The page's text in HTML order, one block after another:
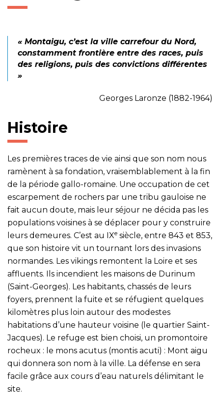
« Montaigu, c’est la ville carrefour du Nord,
constamment frontière entre des races, puis
des religions, puis des convictions différentes
»
Georges Laronze (1882-1964)
Histoire
Les premières traces de vie ainsi que son nom nous
ramènent à sa fondation, vraisemblablement à la fin
de la période gallo-romaine. Une occupation de cet
escarpement de rochers par une tribu gauloise ne
fait aucun doute, mais leur séjour ne décida pas les
populations voisines à se déplacer pour y construire
leurs demeures. C’est au IXe siècle, entre 843 et 853,
que son histoire vit un tournant lors des invasions
normandes. Les vikings remontent la Loire et ses
affluents. Ils incendient les maisons de Durinum
(Saint-Georges). Les habitants, chassés de leurs
foyers, prennent la fuite et se réfugient quelques
kilomètres plus loin autour des modestes
habitations d’une hauteur voisine (le quartier Saint-
Jacques). Le refuge est bien choisi, un promontoire
rocheux : le mons acutus (montis acuti) : Mont aigu
qui donnera son nom à la ville. La défense en sera
facile grâce aux cours d’eau naturels délimitant le
site.